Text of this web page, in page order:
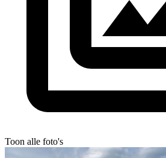
Toon alle foto's